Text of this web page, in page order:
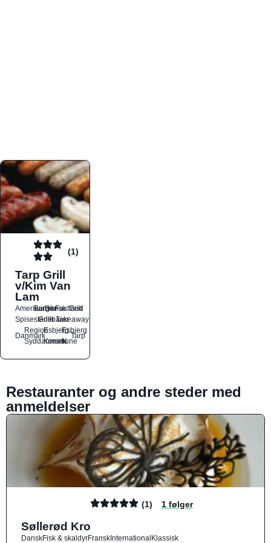
(1)
Tarp Grill
v/Kim Van
Lam
Amerikansk
BurgerDanskFastfood
Grill
SpisestederGrillbarerTakeaway
Danmark
Region
Syddanmark
Esbjerg
Kommune
Esbjerg
N
Tarp
Restauranter og andre steder med
anmeldelser
(1) 1 følger
Søllerød Kro
DanskFisk & skaldyrFranskInternationalKlassisk